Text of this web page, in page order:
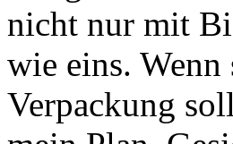
nicht nur mit
wie eins. Wenn
Verpackung